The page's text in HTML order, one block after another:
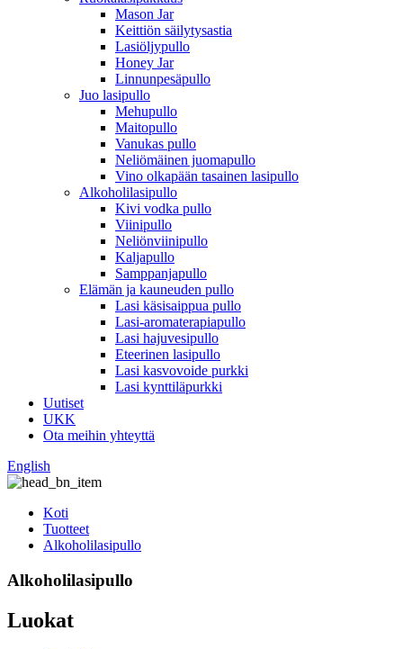
Mason Jar
Keittiön säilytysastia
Lasiöljypullo
Honey Jar
Linnunpesäpullo
Juo lasipullo
Mehupullo
Maitopullo
Vanukas pullo
Neliömäinen juomapullo
Vino olkapään tasainen lasipullo
Alkoholilasipullo
Kivi vodka pullo
Viinipullo
Neliönviinipullo
Kaljapullo
Samppanjapullo
Elämän ja kauneuden pullo
Lasi käsisaippua pullo
Lasi-aromaterapiapullo
Lasi hajuvesipullo
Eteerinen lasipullo
Lasi kasvovoide purkki
Lasi kynttiläpurkki
Uutiset
UKK
Ota meihin yhteyttä
English
Koti
Tuotteet
Alkoholilasipullo
Alkoholilasipullo
Luokat